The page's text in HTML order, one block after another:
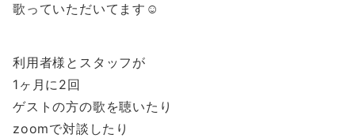
歌っていただいてます☺️
利用者様とスタッフが
1ヶ月に2回
ゲストの方の歌を聴いたり
zoomで対談したり